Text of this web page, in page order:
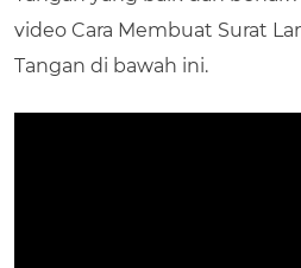
video Cara Membuat Surat
Tangan di bawah ini.